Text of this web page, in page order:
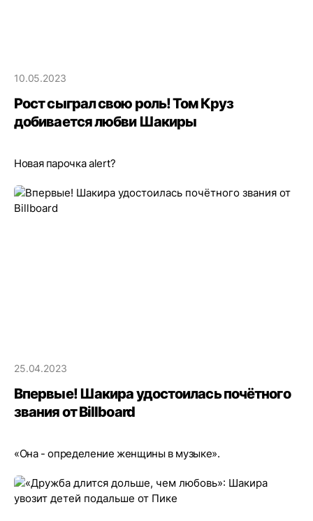
10.05.2023
Рост сыграл свою роль! Том Круз
добивается любви Шакиры
Новая парочка alert?
25.04.2023
Впервые! Шакира удостоилась почётного
звания от Billboard
«Она - определение женщины в музыке».